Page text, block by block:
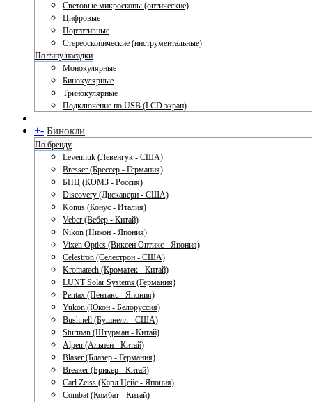
Световые микроскопы (оптические)
Цифровые
Портативные
Стереоскопические (инструментальные)
По типу насадки
Монокулярные
Бинокулярные
Тринокулярные
Подключение по USB (LCD экран)
+- Бинокли
По бренду
Levenhuk (Левенгук - США)
Bresser (Брессер - Германия)
БПЦ (КОМЗ - Россия)
Discovery (Дискавери - США)
Konus (Конус - Италия)
Veber (Вебер - Китай)
Nikon (Никон - Япония)
Vixen Optics (Виксен Оптикс - Япония)
Celestron (Селестрон - США)
Kromatech (Кроматек - Китай)
LUNT Solar Systems (Германия)
Pentax (Пентакс - Япония)
Yukon (Юкон - Белоруссия)
Bushnell (Бушнелл - США)
Sturman (Штурман - Китай)
Alpen (Альпен - Китай)
Blaser (Блазер - Германия)
Breaker (Брикер - Китай)
Carl Zeiss (Карл Цейс - Япония)
Combat (Комбат - Китай)